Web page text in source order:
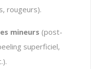
rougeurs).
mineurs (post-
superficiel,